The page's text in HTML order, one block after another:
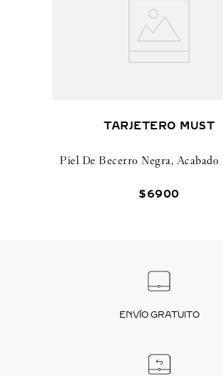
TARJETERO MUST
Piel De Becerro Negra, Acabado
$6900
ENVÍO GRATUITO